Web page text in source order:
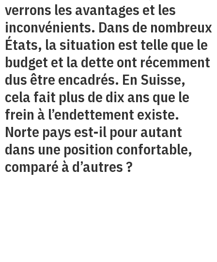
verrons les avantages et les
inconvénients. Dans de nombreux
États, la situation est telle que le
budget et la dette ont récemment
dus être encadrés. En Suisse,
cela fait plus de dix ans que le
frein à l’endettement existe.
Norte pays est-il pour autant
dans une position confortable,
comparé à d’autres ?